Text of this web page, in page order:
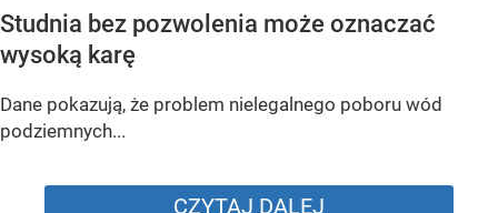
Studnia bez pozwolenia może oznaczać
wysoką karę
Dane pokazują, że problem nielegalnego poboru wód
podziemnych...
CZYTAJ DALEJ